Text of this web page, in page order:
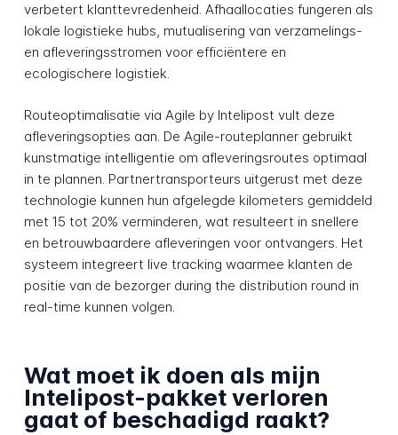
verbetert klanttevredenheid. Afhaallocaties fungeren als
lokale logistieke hubs, mutualisering van verzamelings-
en afleveringsstromen voor efficiëntere en
ecologischere logistiek.
Routeoptimalisatie via Agile by Intelipost vult deze
afleveringsopties aan. De Agile-routeplanner gebruikt
kunstmatige intelligentie om afleveringsroutes optimaal
in te plannen. Partnertransporteurs uitgerust met deze
technologie kunnen hun afgelegde kilometers gemiddeld
met 15 tot 20% verminderen, wat resulteert in snellere
en betrouwbaardere afleveringen voor ontvangers. Het
systeem integreert live tracking waarmee klanten de
positie van de bezorger during the distribution round in
real-time kunnen volgen.
Wat moet ik doen als mijn
Intelipost-pakket verloren
gaat of beschadigd raakt?